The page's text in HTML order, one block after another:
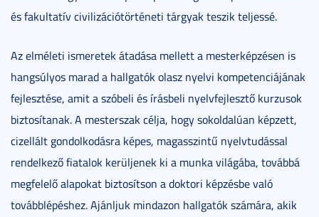
és fakultatív civilizációtörténeti tárgyak teszik teljessé.
Az elméleti ismeretek átadása mellett a mesterképzésen is
hangsúlyos marad a hallgatók olasz nyelvi kompetenciájának
fejlesztése, amit a szóbeli és írásbeli nyelvfejlesztő kurzusok
biztosítanak. A mesterszak célja, hogy sokoldalúan képzett,
cizellált gondolkodásra képes, magasszintű nyelvtudással
rendelkező fiatalok kerüljenek ki a munka világába, továbbá
megfelelő alapokat biztosítson a doktori képzésbe való
továbblépéshez. Ajánljuk mindazon hallgatók számára, akik